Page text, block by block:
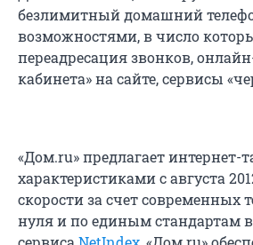
безлимитный домашний
возможностями, в число
переадресация звонков,
кабинета» на сайте, сервисы
«Дом.ru» предлагает
характеристиками с августа
скорости за счет
нуля и по единым стандартам